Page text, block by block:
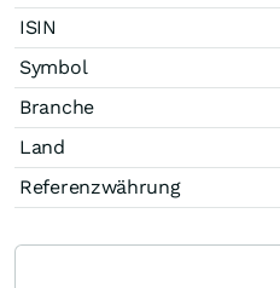
ISIN
Symbol
Branche
Land
Referenzwährung